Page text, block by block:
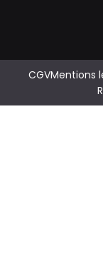
CGVMentions